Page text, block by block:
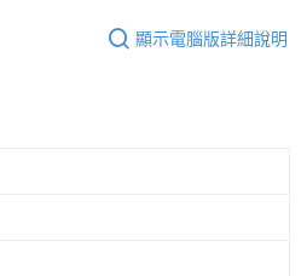
顯示電腦版詳細說明